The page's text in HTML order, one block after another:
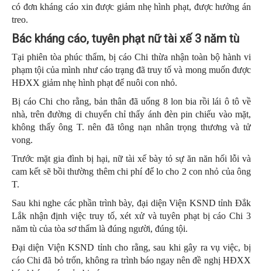
có đơn kháng cáo xin được giảm nhẹ hình phạt, được hưởng án
treo.
Bác kháng cáo, tuyên phạt nữ tài xế 3 năm tù
Tại phiên tòa phúc thẩm, bị cáo Chi thừa nhận toàn bộ hành vi
phạm tội của mình như cáo trạng đã truy tố và mong muốn được
HĐXX giảm nhẹ hình phạt để nuôi con nhỏ.
Bị cáo Chi cho rằng, bản thân đã uống 8 lon bia rồi lái ô tô về
nhà, trên đường di chuyển chỉ thấy ánh đèn pin chiếu vào mặt,
không thấy ông T. nên đã tông nạn nhân trọng thương và tử
vong.
Trước mặt gia đình bị hại, nữ tài xế bày tỏ sự ăn năn hối lỗi và
cam kết sẽ bồi thường thêm chi phí để lo cho 2 con nhỏ của ông
T.
Sau khi nghe các phần trình bày, đại diện Viện KSND tỉnh Đắk
Lắk nhận định việc truy tố, xét xử và tuyên phạt bị cáo Chi 3
năm tù của tòa sơ thẩm là đúng người, đúng tội.
Đại diện Viện KSND tỉnh cho rằng, sau khi gây ra vụ việc, bị
cáo Chi đã bỏ trốn, không ra trình báo ngay nên đề nghị HĐXX